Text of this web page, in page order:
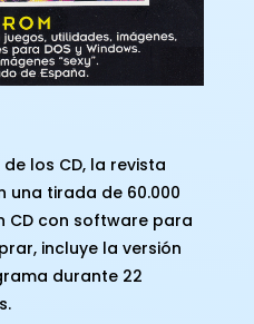
los CD, la revista
una tirada de 60.000
CD con software para
incluye la versión
durante 22